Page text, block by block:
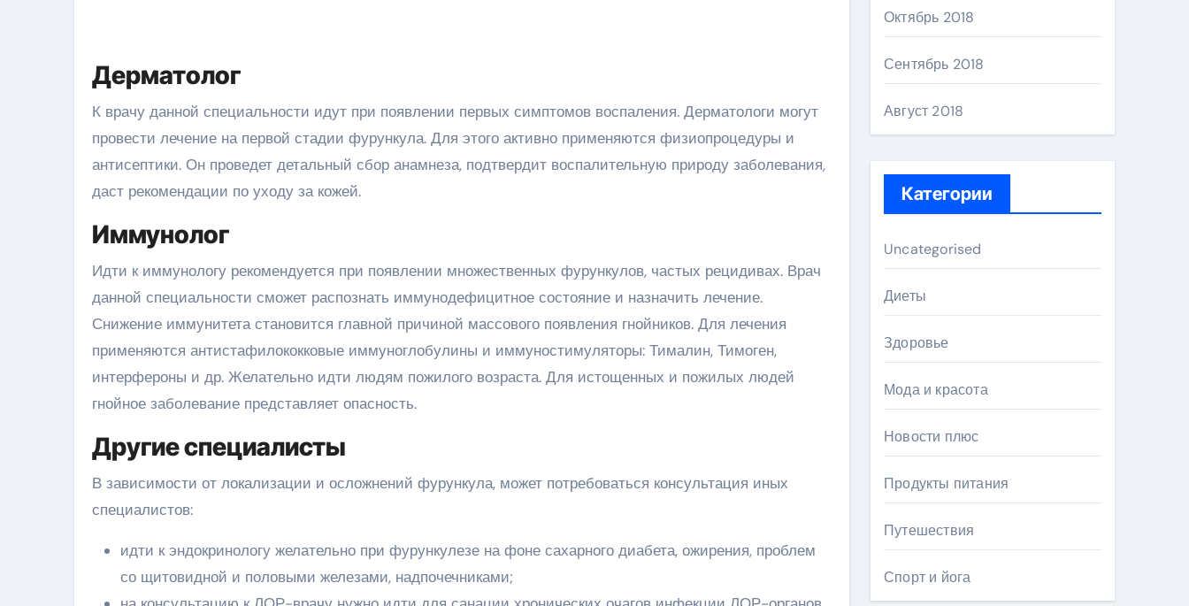
Дерматолог
К врачу данной специальности идут при появлении первых симптомов воспаления. Дерматологи могут
провести лечение на первой стадии фурункула. Для этого активно применяются физиопроцедуры и
антисептики. Он проведет детальный сбор анамнеза, подтвердит воспалительную природу заболевания,
даст рекомендации по уходу за кожей.
Иммунолог
Идти к иммунологу рекомендуется при появлении множественных фурункулов, частых рецидивах. Врач
данной специальности сможет распознать иммунодефицитное состояние и назначить лечение.
Снижение иммунитета становится главной причиной массового появления гнойников. Для лечения
применяются антистафилококковые иммуноглобулины и иммуностимуляторы: Тималин, Тимоген,
интерфероны и др. Желательно идти людям пожилого возраста. Для истощенных и пожилых людей
гнойное заболевание представляет опасность.
Другие специалисты
В зависимости от локализации и осложнений фурункула, может потребоваться консультация иных
специалистов:
идти к эндокринологу желательно при фурункулезе на фоне сахарного диабета, ожирения, проблем
со щитовидной и половыми железами, надпочечниками;
Октябрь 2018
Сентябрь 2018
Август 2018
Категории
Uncategorised
Диеты
Здоровье
Мода и красота
Новости плюс
Продукты питания
Путешествия
Спорт и йога